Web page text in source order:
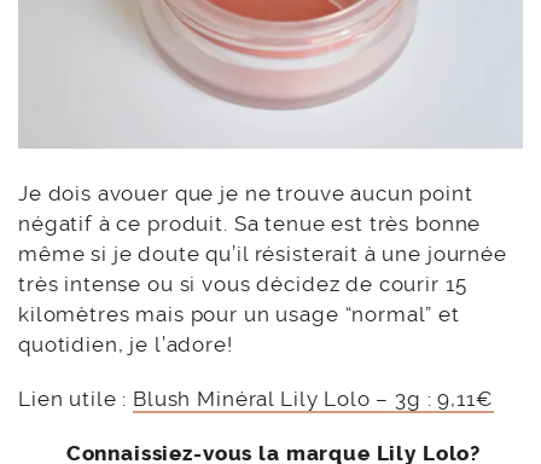
Je dois avouer que je ne trouve aucun point
négatif à ce produit. Sa tenue est très bonne
même si je doute qu’il résisterait à une journée
très intense ou si vous décidez de courir 15
kilomètres mais pour un usage “normal” et
quotidien, je l’adore!
Lien utile : Blush Minéral Lily Lolo – 3g : 9,11€
Connaissiez-vous la marque Lily Lolo?